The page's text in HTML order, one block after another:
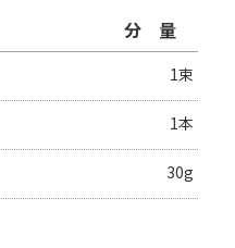
分量
1束
1本
30g